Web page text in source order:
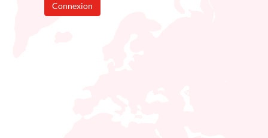
Connexion